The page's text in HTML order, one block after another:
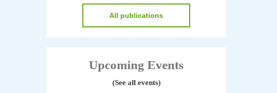
All publications
Upcoming Events
(See all events)